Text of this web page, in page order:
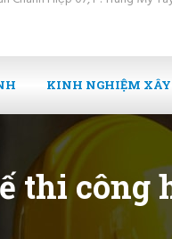
KINH NGHIỆM
thi công